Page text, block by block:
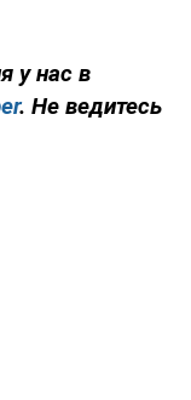
у нас в
. Не ведитесь